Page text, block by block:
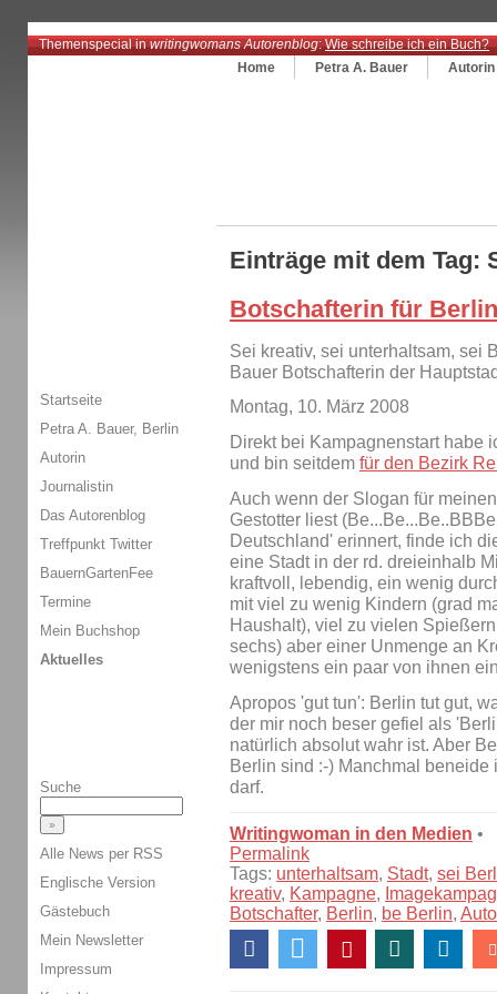
Themenspecial inwritingwomans Autorenblog:Wie schreibe ich ein Buch?
Home
Petra A. Bauer Autorin
Einträge mit dem Tag:
Botschafterin für Berlin
Sei kreativ, sei unterhaltsam, sei
Bauer Botschafterin der
Montag, 10. März 2008
Direkt bei Kampagnenstart habe
und bin seitdem für den Bezirk
Auch wenn der Slogan für
Gestotter liest
Deutschland' erinnert, finde ich
eine Stadt in der rd. dreieinhalb
kraftvoll, lebendig, ein wenig
mit viel zu wenig Kindern (grad
Haushalt), viel zu vielen
sechs) aber einer Unmenge an
wenigstens ein paar von ihnen
Apropos 'gut tun': Berlin tut gut,
der mir noch beser gefiel als
natürlich absolut wahr ist. Aber
Berlin sind :-) Manchmal
darf.
Writingwoman in den Medien •
Permalink
Tags: unterhaltsam, Stadt, sei
kreativ, Kampagne,
Botschafter, Berlin, be Berlin,
Startseite
Petra A. Bauer, Berlin
Autorin
Journalistin
Das Autorenblog
Treffpunkt Twitter
BauernGartenFee
Termine
Mein Buchshop
Aktuelles
Suche
Alle News per RSS
Englische Version
Gästebuch
Mein Newsletter
Impressum